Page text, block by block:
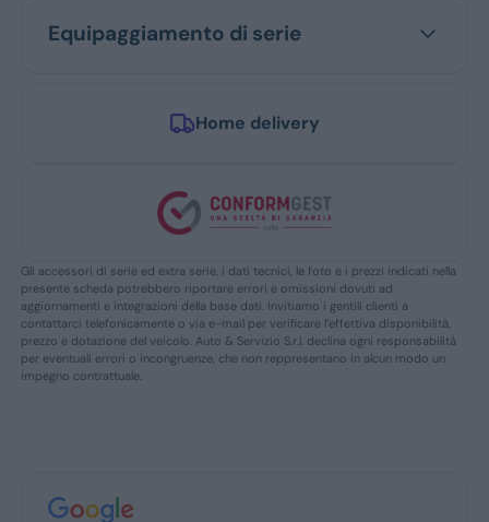
Equipaggiamento di serie
Home delivery
Gli accessori di serie ed extra serie, i dati tecnici, le foto e i prezzi indicati nella
presente scheda potrebbero riportare errori e omissioni dovuti ad
aggiornamenti e integrazioni della base dati. Invitiamo i gentili clienti a
contattarci telefonicamente o via e-mail per verificare l’effettiva disponibilità,
prezzo e dotazione del veicolo. Auto & Servizio S.r.l. declina ogni responsabilità
per eventuali errori o incongruenze, che non reppresentano in alcun modo un
impegno contrattuale.